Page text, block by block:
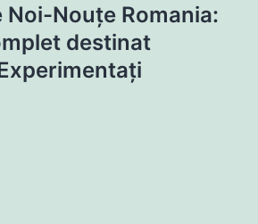
Noi-Nouțe Romania:
destinat